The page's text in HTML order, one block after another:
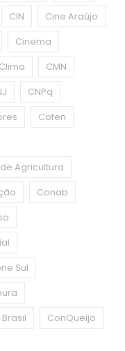
CIN
Cine Araújo
Cinema
Clima
CMN
CNPq
Cofen
Agricultura
Conab
Sul
ConQueijo